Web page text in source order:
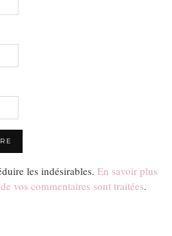
les indésirables. En savoir plus
vos commentaires sont traitées.